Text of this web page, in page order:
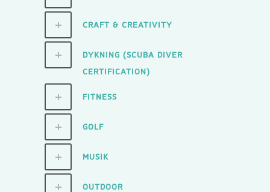
CRAFT & CREATIVITY
DYKNING (SCUBA DIVER
CERTIFICATION)
FITNESS
GOLF
MUSIK
OUTDOOR